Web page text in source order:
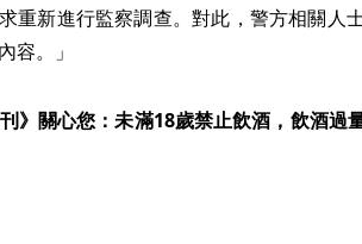
重新進行監察調查。對此，警方相關人
容。」
》關心您：未滿18歲禁止飲酒，飲酒過